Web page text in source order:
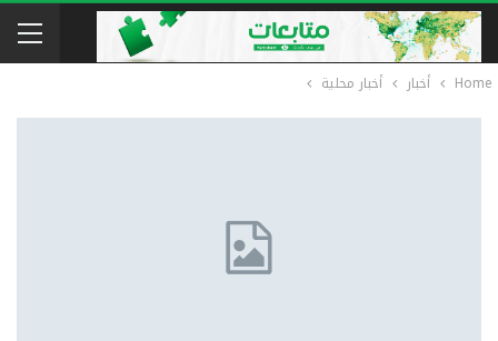
Home أخبار أخبار محلية